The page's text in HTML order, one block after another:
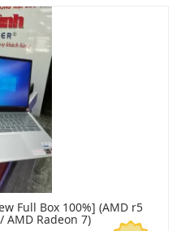
Full Box 100%] (AMD r5
AMD Radeon 7)